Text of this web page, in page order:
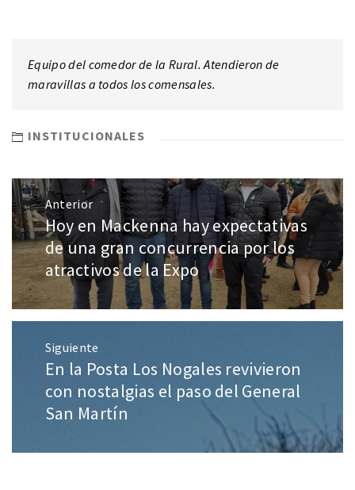
Equipo del comedor de la Rural. Atendieron de
maravillas a todos los comensales.
INSTITUCIONALES
Anterior
Hoy en Mackenna hay expectativas
de una gran concurrencia por los
atractivos de la Expo
Siguiente
En la Posta Los Nogales revivieron
con nostalgias el paso del General
San Martín